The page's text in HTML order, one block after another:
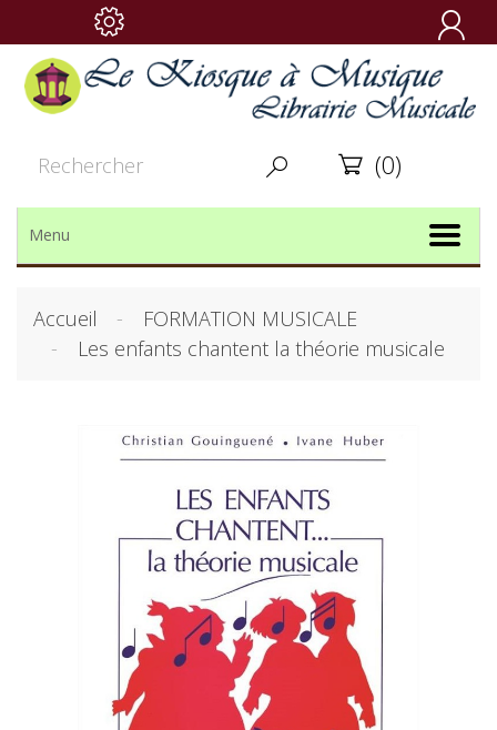

  (0)
Menu
Accueil
FORMATION MUSICALE
Les enfants chantent la théorie musicale